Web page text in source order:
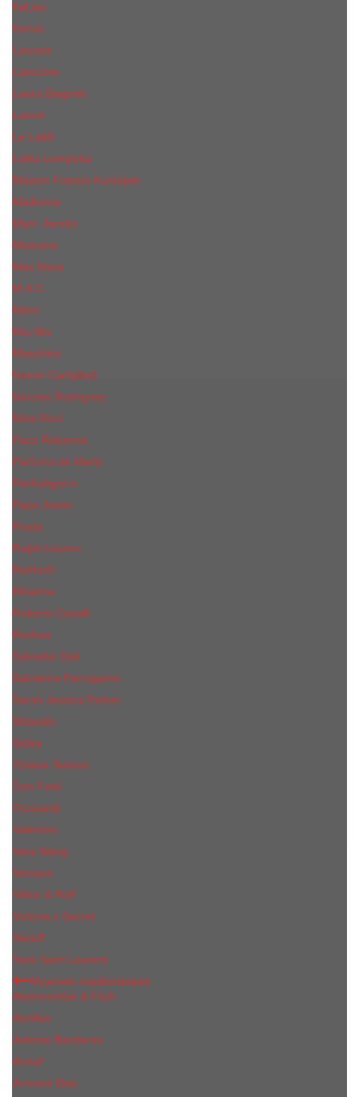
КиLian
Kenzo
Lacoste
Lancome
Laura Biagiotti
Lanvin
Lе Lab0
Lolita Lempicka
Maison Francis Kurkdjian
Madonna
Marc Jacobs
Mancera
Max Mara
M.А.C.
Mexx
Miu Miu
Mоsсhino
Naomi Campbell
Narciso Rodriguez
Nina Ricci
Paco Rabanne
Parfums de Marly
Penhaligon's
Pepe Jeans
Prada
Ralph Lauren
RicHarD
Rihanna
Roberto Cavalli
Rochas
Salvador Dali
Salvatore Ferragamo
Sarah Jessica Parker
Shiseido
Sisley
Tiziana Terenzi
Tom Ford
Trussardi
Valentino
Vera Wang
Versace
Viktor & Rolf
Victoria s Secret
Xerjoff
Yves Saint Laurent
Мужская парфюмерия
Abercrombie & Fitch
Annifen
Antonio Banderas
Armaf
Armand Basi